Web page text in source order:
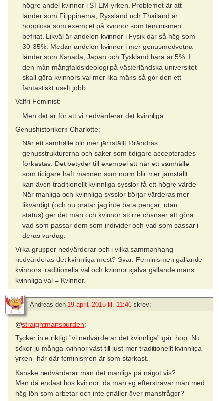
högre andel kvinnor i STEM-yrken. Problemet är att
länder som Filippinerna, Ryssland och Thailand är
hopplösa som exempel på kvinnor som feminismen
befriat. Likväl är andelen kvinnor i Fysik där så hög som
30-35%. Medan andelen kvinnor i mer genusmedvetna
länder som Kanada, Japan och Tyskland bara är 5%. I
den mån mångfaldsideologi på västerländska universitet
skall göra kvinnors val mer lika mäns så gör den ett
fantastiskt uselt jobb.
Valfri Feminist:
Men det är för att vi nedvärderar det kvinnliga.
Genushistorikern Charlotte:
När ett samhälle blir mer jämställt förändras
genusstrukturerna och saker som tidigare accepterades
förkastas. Det betyder till exempel att när ett samhälle
som tidigare haft mannen som norm blir mer jämställt
kan även traditionellt kvinnliga sysslor få ett högre värde.
När manliga och kvinnliga sysslor börjar värderas mer
likvärdigt (och nu pratar jag inte bara pengar, utan
status) ger det män och kvinnor större chanser att göra
vad som passar dem som individer och vad som passar i
deras vardag.
Vilka grupper nedvärderar och i vilka sammanhang
nedvärderas det kvinnliga mest? Svar: Feminismen gällande
kvinnors traditionella val och kvinnor själva gällande mäns
kvinnliga val = Kvinnor.
Andreas den 19 april, 2015 kl. 11:40 skrev:
@straightmansburden:
Tycker inte riktigt ”vi nedvärderar det kvinnliga” går ihop. Nu
söker ju många kvinnor väst till just mer traditionellt kvinnliga
yrken- här där feminismen är som starkast.
Kanske nedvärderar man det manliga på något vis?
Men då endast hos kvinnor, då man eg eftersträvar män med
hög lön som arbetar och inte gnäller över mansfrågor?